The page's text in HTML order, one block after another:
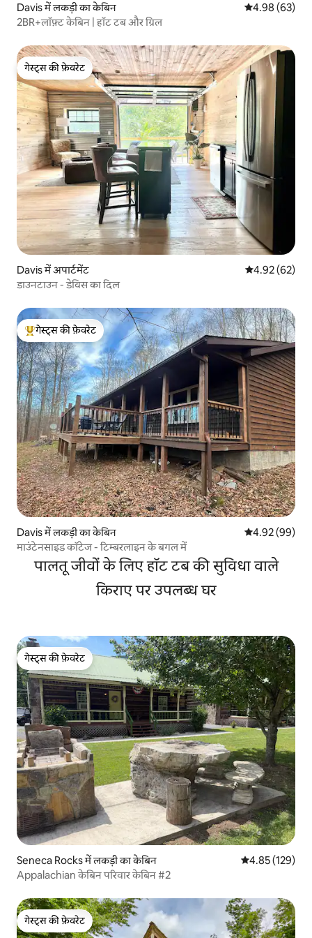
Davis में लकड़ी का केबिन औसत रेटिंग 5 में
4.98 (63)
2BR+लॉफ़्ट केबिन | हॉट टब और ग्रिल
गेस्ट्स की फ़ेवरेट
गेस्ट्स की फ़ेवरेट
Davis में अपार्टमेंट औसत रेटिंग 5 में
4.92 (62)
डाउनटाउन - डेविस का दिल
गेस्ट्स का टॉप फ़ेवरेट
गेस्ट्स की फ़ेवरेट
Davis में लकड़ी का केबिन औसत रेटिंग 5 में
4.92 (99)
माउंटेनसाइड कॉटेज - टिम्बरलाइन के बगल में
पालतू जीवों के लिए हॉट टब की सुविधा वाले
किराए पर उपलब्ध घर
गेस्ट्स की फ़ेवरेट
गेस्ट्स की फ़ेवरेट
Seneca Rocks में लकड़ी का केबिन औसत रेटिंग 5 में से
4.85 (129)
Appalachian केबिन परिवार केबिन #2
गेस्ट्स की फ़ेवरेट
गेस्ट्स की फ़ेवरेट